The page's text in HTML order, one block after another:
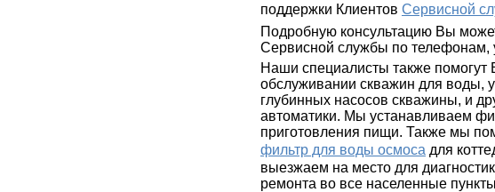
поддержки Клиентов Сервисной
Подробную консультацию Вы
Сервисной службы по телефонам,
Наши специалисты также помогут
обслуживании скважин для воды,
глубинных насосов скважины, и
автоматики. Мы устанавливаем
приготовления пищи. Также мы
фильтр для воды осмоса для
выезжаем на место для
ремонта во все населенные